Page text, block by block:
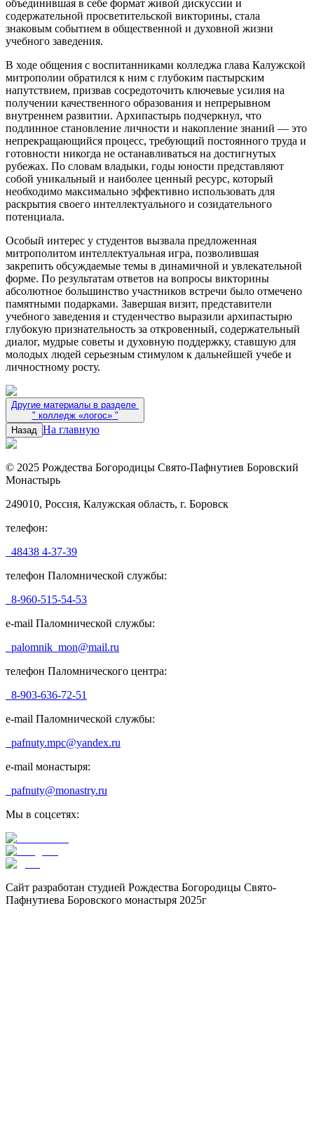
объединившая в себе формат живой дискуссии и
содержательной просветительской викторины, стала
знаковым событием в общественной и духовной жизни
учебного заведения.
В ходе общения с воспитанниками колледжа глава Калужской
митрополии обратился к ним с глубоким пастырским
напутствием, призвав сосредоточить ключевые усилия на
получении качественного образования и непрерывном
внутреннем развитии. Архипастырь подчеркнул, что
подлинное становление личности и накопление знаний — это
непрекращающийся процесс, требующий постоянного труда и
готовности никогда не останавливаться на достигнутых
рубежах. По словам владыки, годы юности представляют
собой уникальный и наиболее ценный ресурс, который
необходимо максимально эффективно использовать для
раскрытия своего интеллектуального и созидательного
потенциала.
Особый интерес у студентов вызвала предложенная
митрополитом интеллектуальная игра, позволившая
закрепить обсуждаемые темы в динамичной и увлекательной
форме. По результатам ответов на вопросы викторины
абсолютное большинство участников встречи было отмечено
памятными подарками. Завершая визит, представители
учебного заведения и студенчество выразили архипастырю
глубокую признательность за откровенный, содержательный
диалог, мудрые советы и духовную поддержку, ставшую для
молодых людей серьезным стимулом к дальнейшей учебе и
личностному росту.
Другие материалы в разделе
" колледж «логос»"
Назад На главную
© 2025 Рождества Богородицы Свято-Пафнутиев Боровский
Монастырь
249010, Россия, Калужская область, г. Боровск
телефон:
48438 4-37-39
телефон Паломнической службы:
8-960-515-54-53
e-mail Паломнической службы:
palomnik_mon@mail.ru
телефон Паломнического центра:
8-903-636-72-51
e-mail Паломнической службы:
pafnuty.mpc@yandex.ru
e-mail монастыря:
pafnuty@monastry.ru
Мы в соцсетях:
Сайт разработан студией Рождества Богородицы Свято-
Пафнутиева Боровского монастыря 2025г